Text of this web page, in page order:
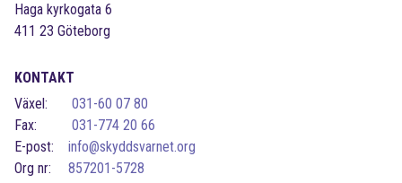
Haga kyrkogata 6
411 23 Göteborg
KONTAKT
Växel:
031-60 07 80
Fax:
031-774 20 66
E-post:
info@skyddsvarnet.org
Org nr:
857201-5728